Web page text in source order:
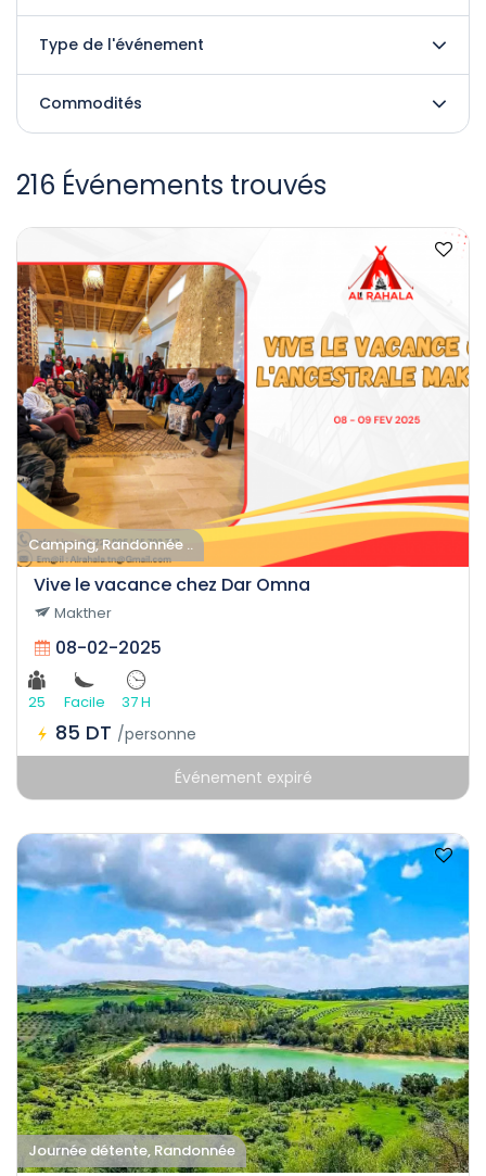
Type de l'événement
Commodités
216 Événements trouvés
Camping, Randonnée ..
Vive le vacance chez Dar Omna
Makther
08-02-2025
25 Facile 37 H
85 DT /personne
Événement expiré
Journée détente, Randonnée